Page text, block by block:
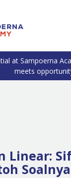
at Sampoerna
meets
Linear:
Soalnya